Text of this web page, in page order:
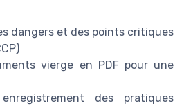
dangers et des points critiques
vierge en PDF pour une
des pratiques